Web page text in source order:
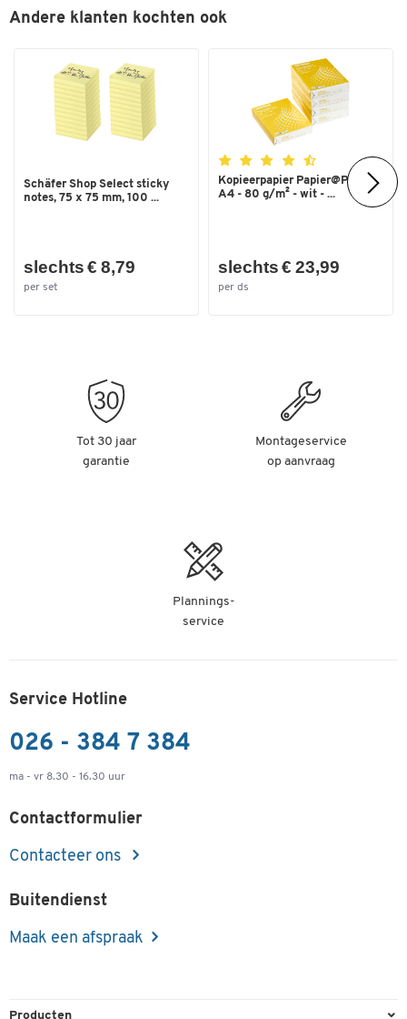
Andere klanten kochten ook
Schäfer Shop Select sticky
notes, 75 x 75 mm, 100 ...
slechts € 8,79
per set
Kopieerpapier Papier@Print -
A4 - 80 g/m² - wit - ...
slechts € 23,99
per ds
Tot 30 jaar
garantie
Montageservice
op aanvraag
Plannings-
service
Service Hotline
026 - 384 7 384
ma - vr 8.30 - 16.30 uur
Contactformulier
Contacteer ons
Buitendienst
Maak een afspraak
Producten